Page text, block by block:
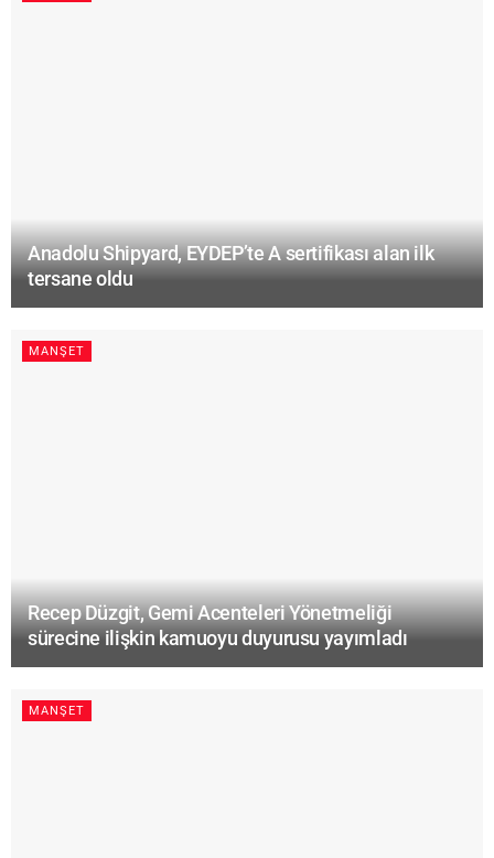
Anadolu Shipyard, EYDEP’te A sertifikası alan ilk
tersane oldu
MANŞET
Recep Düzgit, Gemi Acenteleri Yönetmeliği
sürecine ilişkin kamuoyu duyurusu yayımladı
MANŞET